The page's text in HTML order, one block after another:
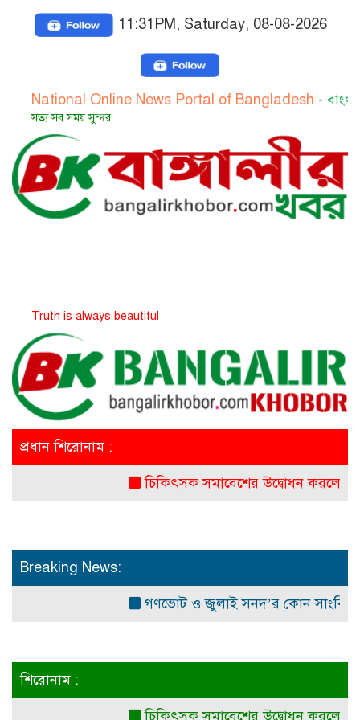
11:31PM, Saturday, 08-08-2026
Online News Portal of Bangladesh-বাংলাদেশের
সময় সুন্দর
is always beautiful
প্রধান শিরোনাম :
চিকিৎসক সমাবেশের উদ্বোধন করলেন
Breaking News:
গণভোট ও জুলাই সনদ’র কোন সাংবিধানিক
শিরোনাম :
চিকিৎসক সমাবেশের উদ্বোধন করলেন